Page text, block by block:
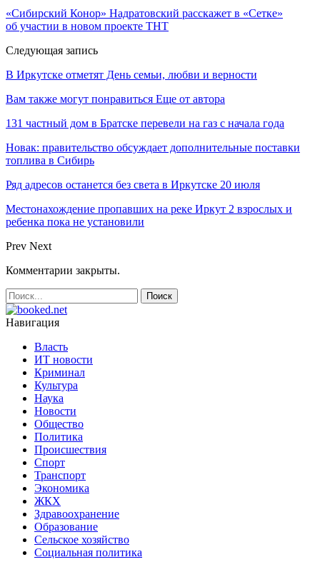
«Сибирский Конор» Надратовский расскажет в «Сетке»
об участии в новом проекте ТНТ
Следующая запись
В Иркутске отметят День семьи, любви и верности
Вам также могут понравиться Еще от автора
131 частный дом в Братске перевели на газ с начала года
Новак: правительство обсуждает дополнительные поставки
топлива в Сибирь
Ряд адресов останется без света в Иркутске 20 июля
Местонахождение пропавших на реке Иркут 2 взрослых и
ребенка пока не установили
Prev Next
Комментарии закрыты.
Навигация
Власть
ИТ новости
Криминал
Культура
Наука
Новости
Общество
Политика
Происшествия
Спорт
Транспорт
Экономика
ЖКХ
Здравоохранение
Образование
Сельское хозяйство
Социальная политика